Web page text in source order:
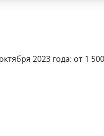
2023 года: от 1